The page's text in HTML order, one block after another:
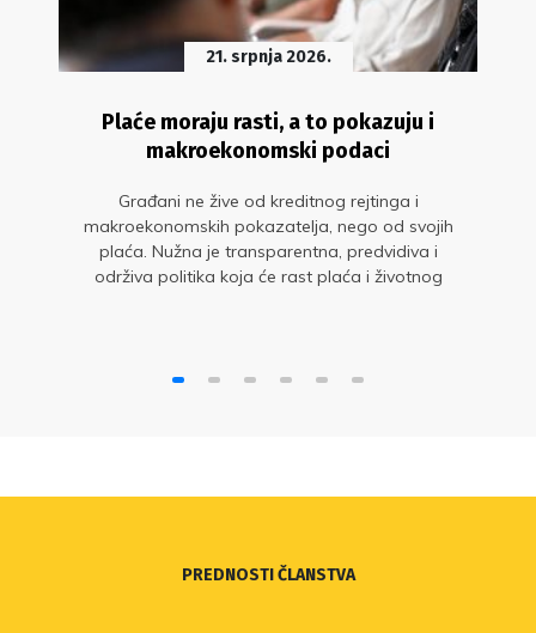
21. srpnja 2026.
Plaće moraju rasti, a to pokazuju i
makroekonomski podaci
Građani ne žive od kreditnog rejtinga i
makroekonomskih pokazatelja, nego od svojih
plaća. Nužna je transparentna, predvidiva i
održiva politika koja će rast plaća i životnog
rasti?“ u organizaciji Sindikata znanosti i
PREDNOSTI ČLANSTVA